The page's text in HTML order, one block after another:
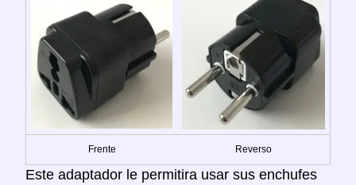
Frente Reverso
Este adaptador le permitira usar sus enchufes